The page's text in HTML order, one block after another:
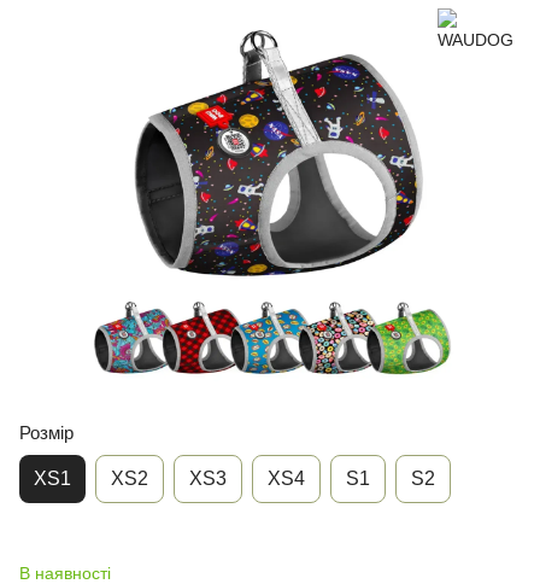
Розмір
XS1 XS2 XS3 XS4 S1 S2
В наявності